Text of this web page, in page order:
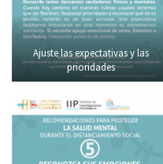
Ajuste las expectativas y las
prioridades